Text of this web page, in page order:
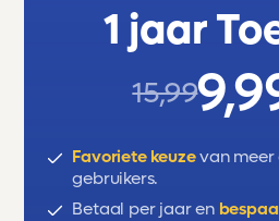
1 jaar
15,99
Favoriete keuzevan meer
gebruikers.
Betaal per jaar en